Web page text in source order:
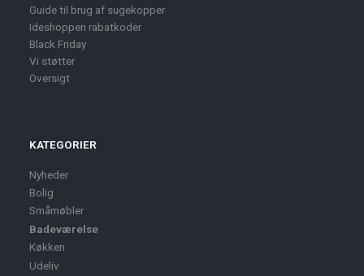
Guide til brug af sugekopper
Ideshoppen rabatkoder
Black Friday
Vi støtter
Oversigt
KATEGORIER
Nyheder
Bolig
Småmøbler
Badeværelse
Køkken
Udeliv